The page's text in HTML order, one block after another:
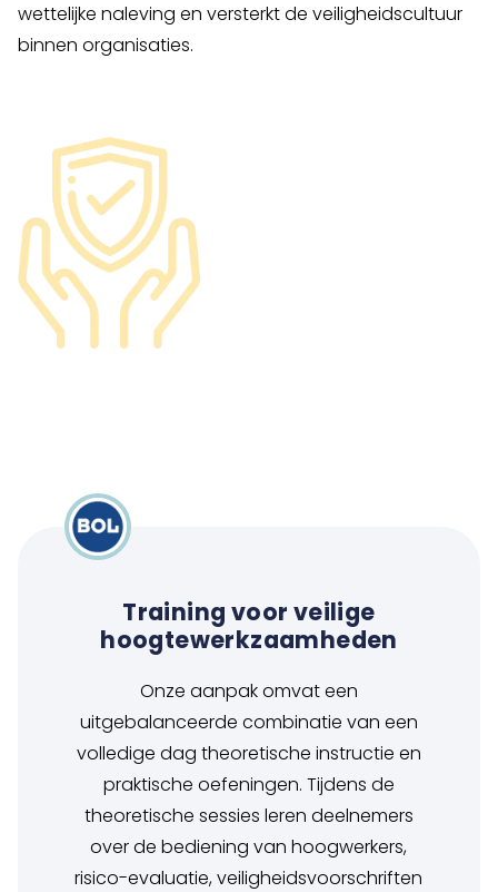
wettelijke naleving en versterkt de veiligheidscultuur
binnen organisaties.
Training voor veilige
hoogtewerkzaamheden
Onze aanpak omvat een
uitgebalanceerde combinatie van een
volledige dag theoretische instructie en
praktische oefeningen. Tijdens de
theoretische sessies leren deelnemers
over de bediening van hoogwerkers,
risico-evaluatie, veiligheidsvoorschriften